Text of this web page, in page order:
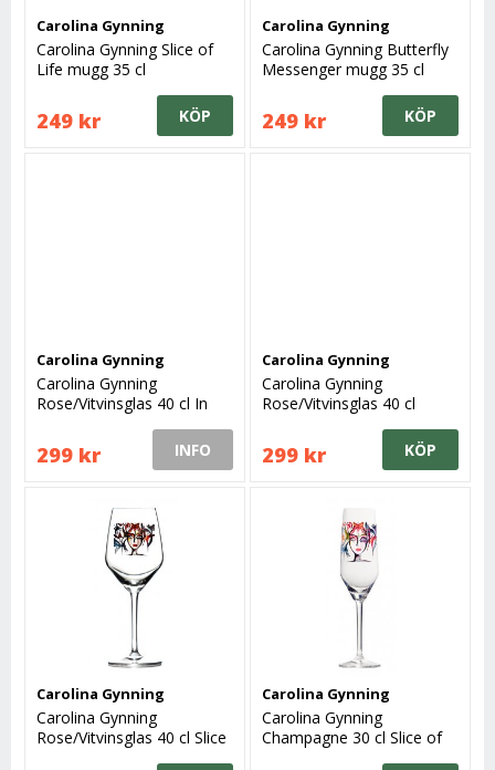
Carolina Gynning
Carolina Gynning Slice of
Life mugg 35 cl
249 kr KÖP
Carolina Gynning
Carolina Gynning Butterfly
Messenger mugg 35 cl
249 kr KÖP
Carolina Gynning
Carolina Gynning
Rose/Vitvinsglas 40 cl In
299 kr INFO
Carolina Gynning
Carolina Gynning
Rose/Vitvinsglas 40 cl
299 kr KÖP
Carolina Gynning
Carolina Gynning
Rose/Vitvinsglas 40 cl Slice
Carolina Gynning
Carolina Gynning
Champagne 30 cl Slice of